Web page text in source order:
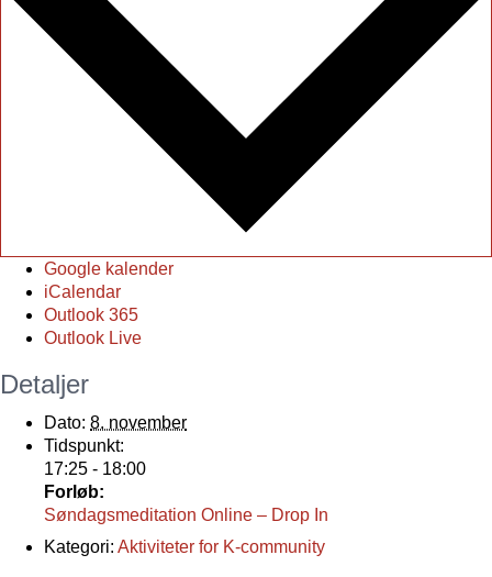
Google kalender
iCalendar
Outlook 365
Outlook Live
Detaljer
Dato: 8. november
Tidspunkt:
17:25 - 18:00
Forløb:
Søndagsmeditation Online – Drop In
Kategori: Aktiviteter for K-community